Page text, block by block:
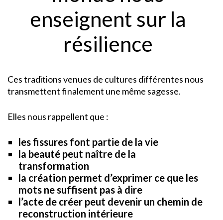
enseignent sur la
résilience
Ces traditions venues de cultures différentes nous
transmettent finalement une même sagesse.
Elles nous rappellent que :
les fissures font partie de la vie
la beauté peut naître de la
transformation
la création permet d’exprimer ce que les
mots ne suffisent pas à dire
l’acte de créer peut devenir un chemin de
reconstruction intérieure